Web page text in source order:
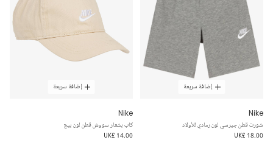
إضافة سريعة
Nike
شورت قطن جيرسي لون رمادي للأولاد
UK£ 18.00
إضافة سريعة
Nike
كاب بشعار سووش قطن لون بيج
UK£ 14.00